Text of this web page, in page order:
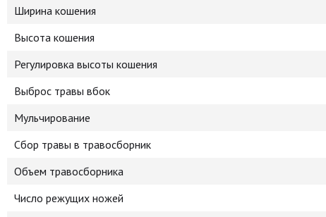
Ширина кошения
Высота кошения
Регулировка высоты кошения
Выброс травы вбок
Мульчирование
Сбор травы в травосборник
Объем травосборника
Число режущих ножей